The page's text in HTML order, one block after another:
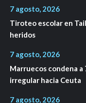
7 agosto, 2026
Tiroteo escolar en
heridos
7 agosto, 2026
Marruecos condena
irregular hacia Ceuta
7 agosto, 2026